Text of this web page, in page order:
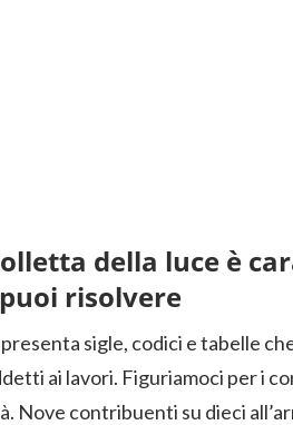
della luce è
risolvere
sigle, codici e tabelle
ai lavori. Figuriamoci per i
Nove contribuenti su dieci